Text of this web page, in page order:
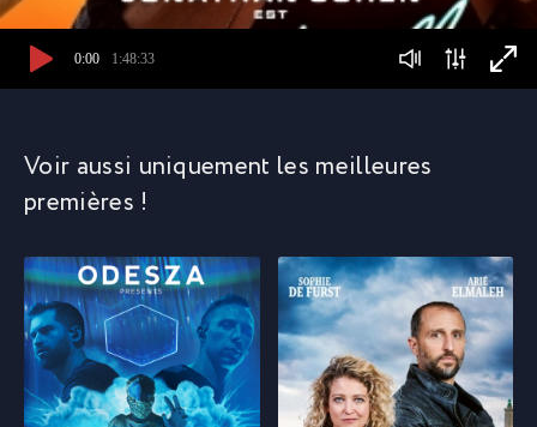
0:00 1:48:33
Voir aussi uniquement les meilleures
premières !